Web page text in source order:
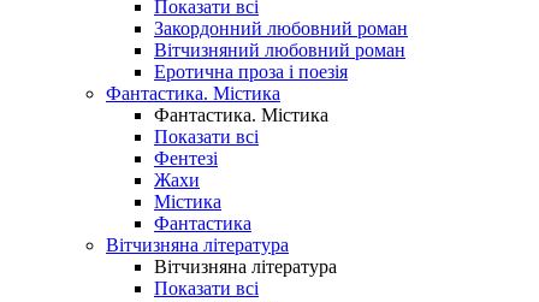
Показати всі
Закордонний любовний роман
Вітчизняний любовний роман
Еротична проза і поезія
Фантастика. Містика
Фантастика. Містика
Показати всі
Фентезі
Жахи
Містика
Фантастика
Вітчизняна література
Вітчизняна література
Показати всі